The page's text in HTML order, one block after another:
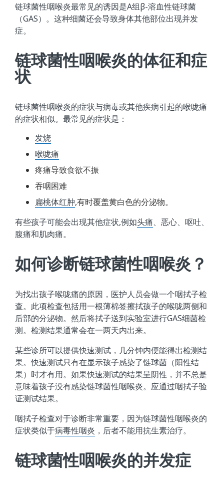
链球菌性咽喉炎最常见的诱因是A组β-溶血性链球菌
（GAS）。这种细菌还会导致身体其他部位出现并发
症。
链球菌性咽喉炎的体征和症
状
链球菌性咽喉炎的症状与病毒或其他疾病引起的喉咙痛
的症状相似。最常见的症状是：
发烧
喉咙痛
疼痛导致食欲不振
吞咽困难
扁桃体红肿,有时覆盖黄白色的分泌物。
有些孩子可能会出现其他症状,例如头痛、恶心、呕吐、
腹痛和肌肉痛。
如何诊断链球菌性咽喉炎？
为找出孩子喉咙痛的原因，医护人员会做一个咽拭子检
查。此项检查包括用一根薄棉签擦拭孩子的喉咙两侧和
后部的分泌物。然后将拭子送到实验室进行GAS细菌检
测。检测结果通常会在一两天内出来。
某些诊所可以提供快速测试，几分钟内便能得出检测结
果。快速测试只有在显示孩子感染了链球菌（阳性结
果）时才有用。如果快速测试的结果呈阴性，并不总是
意味着孩子没有感染链球菌性咽喉炎。应通过咽拭子验
证测试结果。
咽拭子检查对于诊断非常重要，因为链球菌性咽喉炎的
症状类似于病毒性咽炎 ，后者不能用抗生素治疗。
链球菌性咽喉炎的并发症